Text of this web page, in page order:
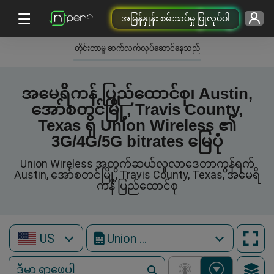
အမြန်နှုန်း စမ်းသပ်မှု ပြုလုပ်ပါ
တိုင်းတာမှု ဆက်လက်လုပ်ဆောင်နေသည်
အမေရိကန် ပြည်ထောင်စု၊ Austin,
အော်စတင်မြို့, Travis County,
Texas ရှိ Union Wireless ၏
3G/4G/5G bitrates မြေပုံ
Union Wireless အတွက်ဆယ်လူလာဒေတာကွန်ရက်
Austin, အော်စတင်မြို့, Travis County, Texas, အမေရိ
ကန် ပြည်ထောင်စု
US Union Wireless